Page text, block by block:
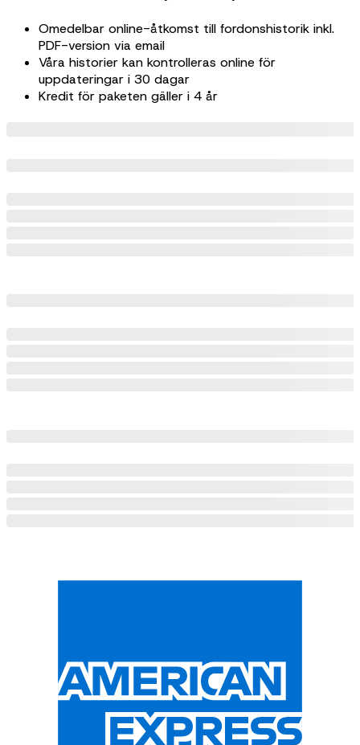
Omedelbar online-åtkomst till fordonshistorik inkl.
PDF-version via email
Våra historier kan kontrolleras online för
uppdateringar i 30 dagar
Kredit för paketen gäller i 4 år